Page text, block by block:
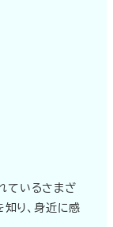
ているさまざ
知り、身近に感